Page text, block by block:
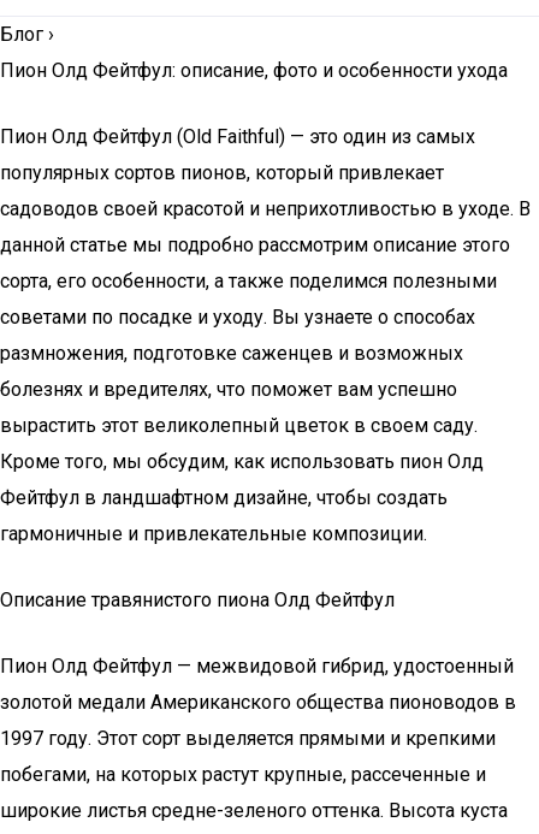
Блог ›
Пион Олд Фейтфул: описание, фото и особенности ухода
Пион Олд Фейтфул (Old Faithful) — это один из самых
популярных сортов пионов, который привлекает
садоводов своей красотой и неприхотливостью в уходе. В
данной статье мы подробно рассмотрим описание этого
сорта, его особенности, а также поделимся полезными
советами по посадке и уходу. Вы узнаете о способах
размножения, подготовке саженцев и возможных
болезнях и вредителях, что поможет вам успешно
вырастить этот великолепный цветок в своем саду.
Кроме того, мы обсудим, как использовать пион Олд
Фейтфул в ландшафтном дизайне, чтобы создать
гармоничные и привлекательные композиции.
Описание травянистого пиона Олд Фейтфул
Пион Олд Фейтфул — межвидовой гибрид, удостоенный
золотой медали Американского общества пионоводов в
1997 году. Этот сорт выделяется прямыми и крепкими
побегами, на которых растут крупные, рассеченные и
широкие листья средне-зеленого оттенка. Высота куста